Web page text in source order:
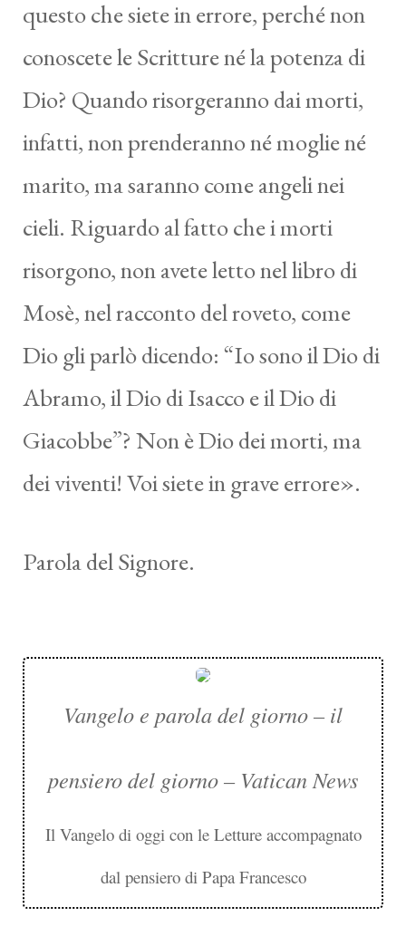
questo che siete in errore, perché non
conoscete le Scritture né la potenza di
Dio? Quando risorgeranno dai morti,
infatti, non prenderanno né moglie né
marito, ma saranno come angeli nei
cieli. Riguardo al fatto che i morti
risorgono, non avete letto nel libro di
Mosè, nel racconto del roveto, come
Dio gli parlò dicendo: “Io sono il Dio di
Abramo, il Dio di Isacco e il Dio di
Giacobbe”? Non è Dio dei morti, ma
dei viventi! Voi siete in grave errore».
Parola del Signore.
Vangelo e parola del giorno – il
pensiero del giorno – Vatican News
Il Vangelo di oggi con le Letture accompagnato
dal pensiero di Papa Francesco